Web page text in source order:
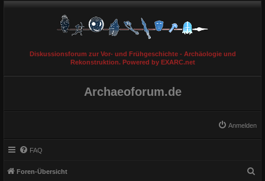
Diskussionsforum zur Vor- und Frühgeschichte - Archäologie und
Rekonstruktion. Powered by EXARC.net
Archaeoforum.de
Anmelden
FAQ
Foren-Übersicht